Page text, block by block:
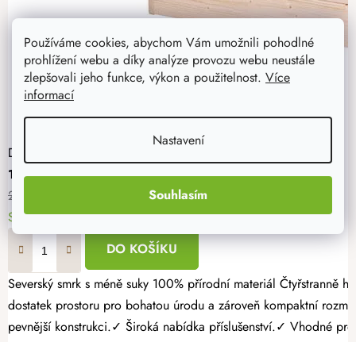
Používáme cookies, abychom Vám umožnili pohodlné
prohlížení webu a díky analýze provozu webu neustále
zlepšovali jeho funkce, výkon a použitelnost. Více
informací
Nastavení
Souhlasím
Dřevěný vyvýšený záhon 120 x 60 x 60 cm
1 672 Kč
2 090 Kč
Skladem > 10 ks
DO KOŠÍKU
Severský smrk s méně suky 100% přírodní materiál Čtyřstranně hoblovaný masiv Pěstujte vlastní zeleninu, bylinky nebo jahody jednoduše a s radostí. Dřevěný vyvýšený záhon 120 × 60 × 60 cm nabízí
dostatek prostoru pro bohatou úrodu a zároveň kompaktní
pevnější konstrukci.✓ Široká nabídka příslušenství.✓ Vhodné